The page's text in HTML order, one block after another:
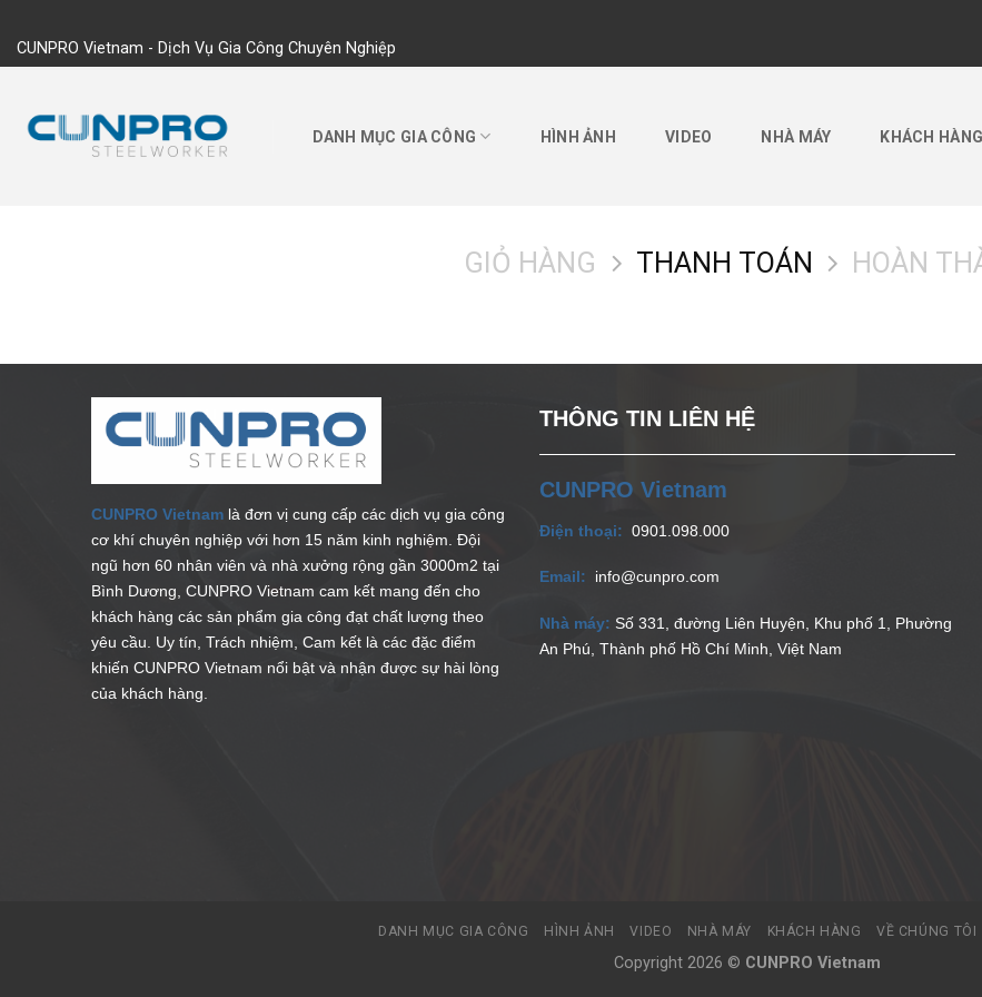
content
CUNPRO Vietnam - Dịch Vụ Gia Công Chuyên Nghiệp
DANH MỤC GIA CÔNG HÌNH ẢNH VIDEO NHÀ MÁY KHÁCH HÀNG
GIỎ HÀNG THANH TOÁN HOÀN
CUNPRO Vietnam là đơn vị cung cấp các dịch vụ gia công
cơ khí chuyên nghiệp với hơn 15 năm kinh nghiệm. Đội
ngũ hơn 60 nhân viên và nhà xưởng rộng gần 3000m2 tại
Bình Dương, CUNPRO Vietnam cam kết mang đến cho
khách hàng các sản phẩm gia công đạt chất lượng theo
yêu cầu. Uy tín, Trách nhiệm, Cam kết là các đặc điểm
khiến CUNPRO Vietnam nổi bật và nhận được sự hài lòng
của khách hàng.
THÔNG TIN LIÊN HỆ
CUNPRO Vietnam
Điện thoại: 0901.098.000
Email: info@cunpro.com
Nhà máy: Số 331, đường Liên Huyện, Khu phố 1, Phường
An Phú, Thành phố Hồ Chí Minh, Việt Nam
DANH MỤC GIA CÔNG HÌNH ẢNH VIDEO NHÀ MÁY KHÁCH HÀNG VỀ CHÚNG TÔI
Copyright 2026 © CUNPRO Vietnam